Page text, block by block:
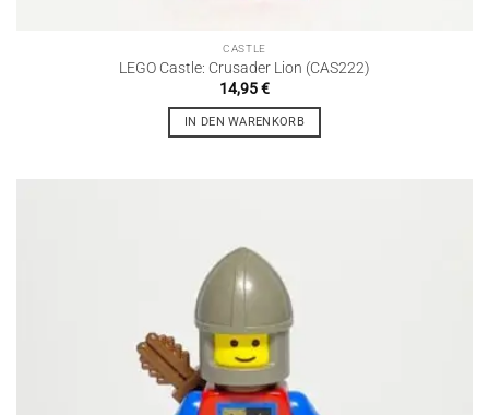
CASTLE
LEGO Castle: Crusader Lion (CAS222)
14,95€
IN DEN WARENKORB